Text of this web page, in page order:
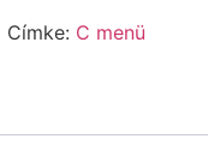
Címke: C menü